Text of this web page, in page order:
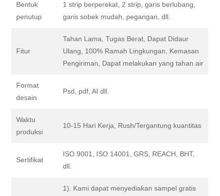
Bentuk
penutup
1 strip berperekat, 2 strip, garis berlubang,
garis sobek mudah, pegangan, dll.
Fitur
Tahan Lama, Tugas Berat, Dapat Didaur
Ulang, 100% Ramah Lingkungan, Kemasan
Pengiriman, Dapat melakukan yang tahan air
Format
desain
Psd, pdf, AI dll.
Waktu
produksi
10-15 Hari Kerja, Rush/Tergantung kuantitas
Sertifikat
ISO 9001, ISO 14001, GRS, REACH, BHT,
dll.
1). Kami dapat menyediakan sampel gratis